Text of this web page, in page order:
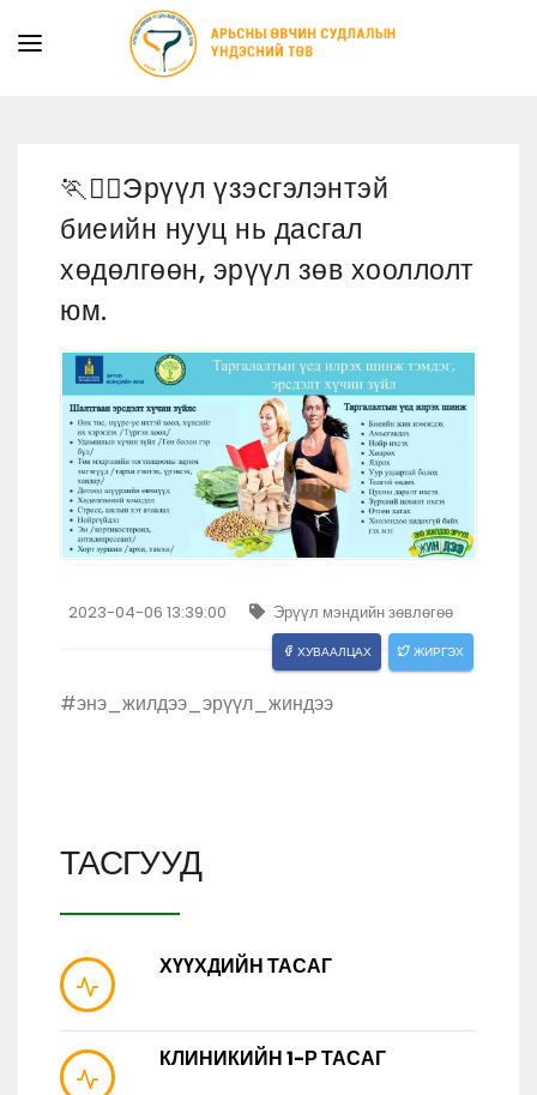
ХУУЛЬ ЭРХ ЗҮЙ
МЭДЭЭ
ИЛ ТОД БАЙДАЛ
🏃🏃‍♀️Эрүүл үзэсгэлэнтэй
биеийн нууц нь дасгал
хөдөлгөөн, эрүүл зөв хооллолт
юм.
2023-04-06 13:39:00 Эрүүл мэндийн зөвлөгөө
ХУВААЛЦАХ ЖИРГЭХ
#энэ_жилдээ_эрүүл_жиндээ
ТАСГУУД
ХҮҮХДИЙН ТАСАГ
КЛИНИКИЙН 1-Р ТАСАГ